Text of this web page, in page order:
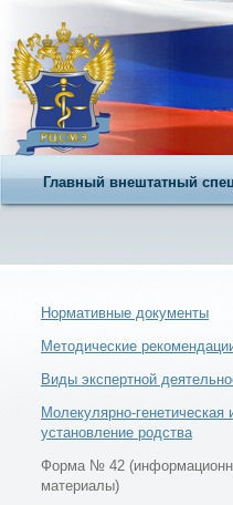
Главный внештатный
Нормативные документы
Методические
Виды экспертной
Молекулярно-генетическая
установление родства
Форма № 42
материалы)